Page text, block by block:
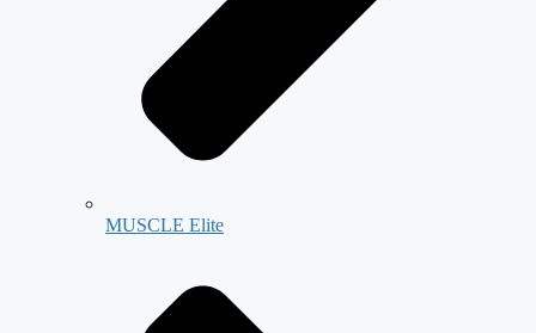
MUSCLE Elite